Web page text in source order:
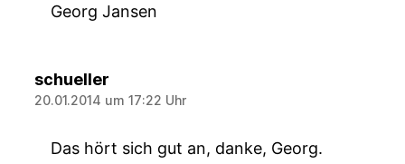
Georg Jansen
schueller
20.01.2014 um 17:22 Uhr
Das hört sich gut an, danke, Georg.